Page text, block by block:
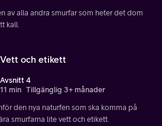
av alla andra smurfar som heter det dom
kall.
Vett och etikett
Avsnitt 4
11 min Tillgänglig 3+ månader
den nya naturfen som ska komma på
smurfarna lite vett och etikett.